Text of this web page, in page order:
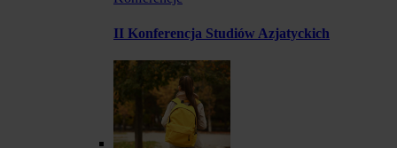
II Konferencja Studiów Azjatyckich